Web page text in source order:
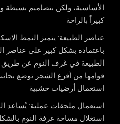
الأساسية، ولكن بتصاميم بسيطة
كبيراً بالراحة
عناصر الطبيعة: يتميز النمط
باعتماده بشكل كبير على عناصر
الطبيعة في غرف النوم عن طريق
قوامها من أفرع الشجر توضع
استعمال أرضيات خشبية
استعمال ملحقات عملية: يُساعد
استغلال مساحة غرفة النوم